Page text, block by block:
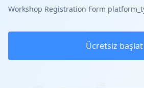
Workshop Registration Form
Ücretsiz başlat